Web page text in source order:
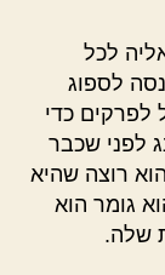
לכל
לספוג
כדי
לפני שכבר
רוצה שהיא
גומר הוא
שלה.